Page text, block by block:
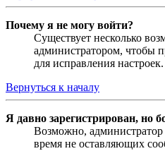
Почему я не могу войти?
Существует несколько
администратором, чтобы
для исправления настроек.
Вернуться к началу
Я давно зарегистрирован, но
Возможно, администратор
время не оставляющих